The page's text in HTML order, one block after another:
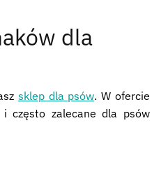
dla
sklep dla psów. W ofercie
i często zalecane dla psów